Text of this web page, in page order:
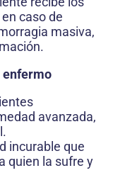
caso de
masiva,
enfermo
avanzada,
incurable que
quien la sufre y